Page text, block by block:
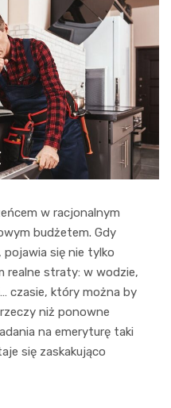
w racjonalnym
budżetem. Gdy
, pojawia się nie tylko
realne straty: w wodzie,
czasie, który można by
niż ponowne
na emeryturę taki
się zaskakująco